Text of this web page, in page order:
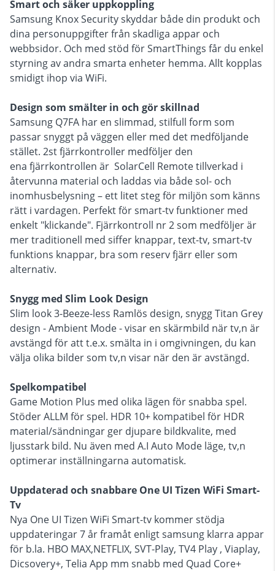
Smart och säker uppkoppling
Samsung Knox Security skyddar både din produkt och
dina personuppgifter från skadliga appar och
webbsidor. Och med stöd för SmartThings får du enkel
styrning av andra smarta enheter hemma. Allt kopplas
smidigt ihop via WiFi.
Design som smälter in och gör skillnad
Samsung Q7FA har en slimmad, stilfull form som
passar snyggt på väggen eller med det medföljande
stället. 2st fjärrkontroller medföljer den
ena fjärrkontrollen är SolarCell Remote tillverkad i
återvunna material och laddas via både sol- och
inomhusbelysning – ett litet steg för miljön som känns
rätt i vardagen. Perfekt för smart-tv funktioner med
enkelt "klickande". Fjärrkontroll nr 2 som medföljer är
mer traditionell med siffer knappar, text-tv, smart-tv
funktions knappar, bra som reserv fjärr eller som
alternativ.
Snygg med Slim Look Design
Slim look 3-Beeze-less Ramlös design, snygg Titan Grey
design - Ambient Mode - visar en skärmbild när tv,n är
avstängd för att t.e.x. smälta in i omgivningen, du kan
välja olika bilder som tv,n visar när den är avstängd.
Spelkompatibel
Game Motion Plus med olika lägen för snabba spel.
Stöder ALLM för spel. HDR 10+ kompatibel för HDR
material/sändningar ger djupare bildkvalite, med
ljusstark bild. Nu även med A.I Auto Mode läge, tv,n
optimerar inställningarna automatisk.
Uppdaterad och snabbare One UI Tizen WiFi Smart-
Tv
Nya One UI Tizen WiFi Smart-tv kommer stödja
uppdateringar 7 år framåt enligt samsung klarra appar
för b.la. HBO MAX,NETFLIX, SVT-Play, TV4 Play , Viaplay,
Dicsovery+, Telia App mm snabb med Quad Core+